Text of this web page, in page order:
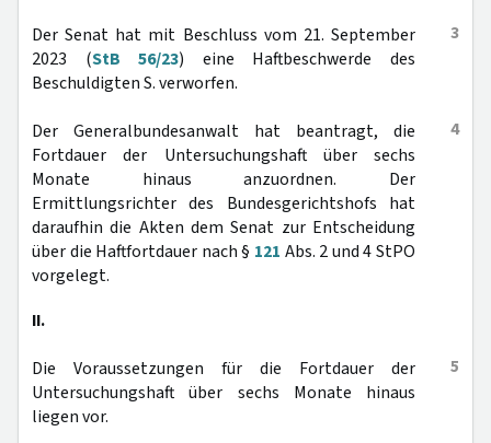
3
Der Senat hat mit Beschluss vom 21. September
2023 (StB 56/23) eine Haftbeschwerde des
Beschuldigten S. verworfen.
4
Der Generalbundesanwalt hat beantragt, die
Fortdauer der Untersuchungshaft über sechs
Monate hinaus anzuordnen. Der
Ermittlungsrichter des Bundesgerichtshofs hat
daraufhin die Akten dem Senat zur Entscheidung
über die Haftfortdauer nach § 121 Abs. 2 und 4 StPO
vorgelegt.
II.
5
Die Voraussetzungen für die Fortdauer der
Untersuchungshaft über sechs Monate hinaus
liegen vor.